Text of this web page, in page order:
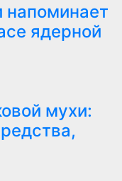
напоминает
ядерной
мухи: